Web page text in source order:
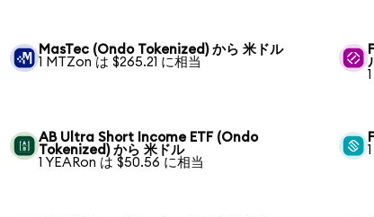
MasTec (Ondo Tokenized) から 米ドル
1 MTZon は $265.21 に相当
AB Ultra Short Income ETF (Ondo
Tokenized) から 米ドル
1 YEARon は $50.56 に相当